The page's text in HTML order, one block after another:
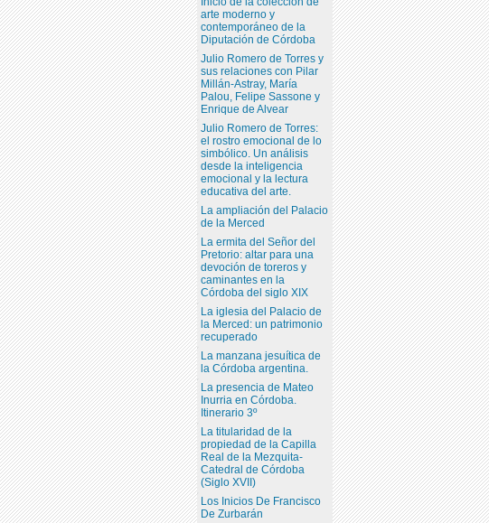
arte moderno y
contemporáneo de la
Diputación de Córdoba
Julio Romero de Torres y
sus relaciones con Pilar
Millán-Astray, María
Palou, Felipe Sassone y
Enrique de Alvear
Julio Romero de Torres:
el rostro emocional de lo
simbólico. Un análisis
desde la inteligencia
emocional y la lectura
educativa del arte.
La ampliación del Palacio
de la Merced
La ermita del Señor del
Pretorio: altar para una
devoción de toreros y
caminantes en la
Córdoba del siglo XIX
La iglesia del Palacio de
la Merced: un patrimonio
recuperado
La manzana jesuítica de
la Córdoba argentina.
La presencia de Mateo
Inurria en Córdoba.
Itinerario 3º
La titularidad de la
propiedad de la Capilla
Real de la Mezquita-
Catedral de Córdoba
(Siglo XVII)
Los Inicios De Francisco
De Zurbarán